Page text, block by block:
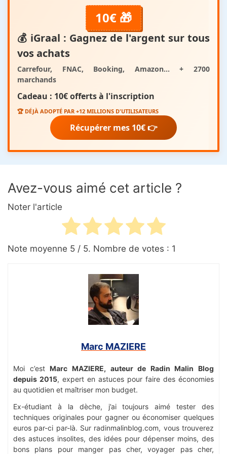
10€ 🎁
💰 iGraal : Gagnez de l'argent sur tous
vos achats
Carrefour, FNAC, Booking, Amazon... + 2700
marchands
Cadeau : 10€ offertsà l'inscription
🏆 DÉJÀ ADOPTÉ PAR +12 MILLIONS D'UTILISATEURS
Récupérer mes 10€ 👉
Avez-vous aimé cet article ?
Noter l'article
Note moyenne 5 / 5. Nombre de votes : 1
Marc MAZIERE
Moi c’estMarc MAZIERE, auteur de Radin Malin Blog
depuis 2015, expert en astuces pour faire des économies
au quotidien et maîtriser mon budget.
Ex-étudiant à la dèche, j’ai toujours aimé tester des
techniques originales pour gagner ou économiser quelques
euros par-ci par-là. Sur radinmalinblog.com, vous trouverez
des astuces insolites, des idées pour dépenser moins, des
bons plans pour manger pas cher, voyager pas cher,